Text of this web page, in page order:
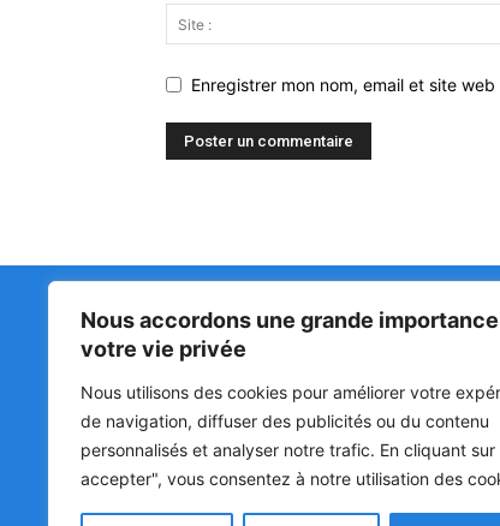
Nous accordons une grande
votre vie privée
Nous utilisons des cookies pour améliorer votre
de navigation, diffuser des publicités ou du contenu
personnalisés et analyser notre trafic. En cliquant sur
accepter", vous consentez à notre utilisation des
Enregistrer mon nom, email et site
Matin Libre
Premiers sur l'info !